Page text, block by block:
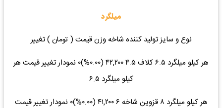
میلگرد
نوع و سایز تولید کننده شاخه وزن قیمت ( تومان ) تغییر
هر کیلو میلگرد ۶.۵ کلاف ۴.۵ ۴۲,۲۰۰ (۰.۰۰%)۰ نمودار تغییر قیمت هر
کیلو میلگرد ۶.۵
هر کیلو میلگرد ۸ قزوین شاخه ۶ ۴۱,۲۰۰ (۰.۰۰%)۰ نمودار تغییر قیمت